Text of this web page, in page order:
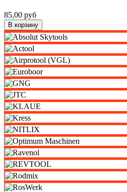
85,00 руб
В корзину